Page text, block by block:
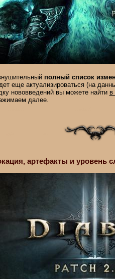
полный список
еще актуализироваться (на
нововведений вы можете найти в
далее.
артефакты и уровень